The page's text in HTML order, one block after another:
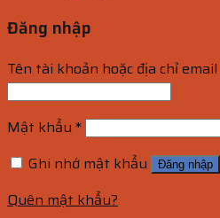
Đăng nhập
Tên tài khoản hoặc địa chỉ email
Mật khẩu *
Ghi nhớ mật khẩu
Đăng nhập
Quên mật khẩu?